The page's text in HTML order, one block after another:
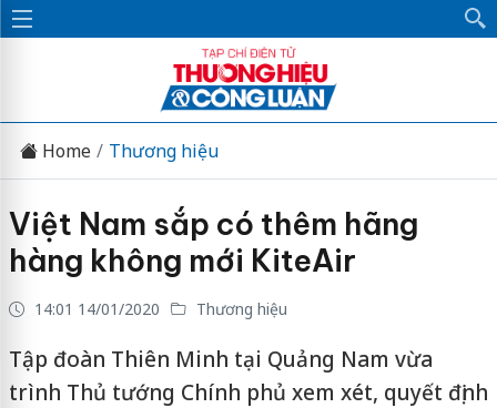
Home Thương hiệu
Việt Nam sắp có thêm hãng
hàng không mới KiteAir
14:01 14/01/2020 Thương hiệu
Tập đoàn Thiên Minh tại Quảng Nam vừa
trình Thủ tướng Chính phủ xem xét, quyết định